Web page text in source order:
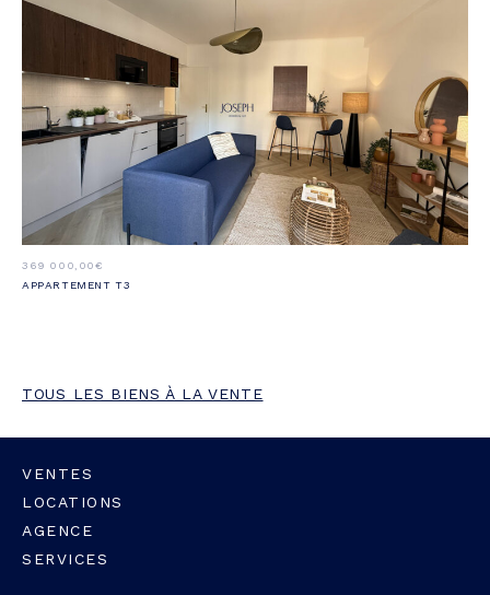
369 000,00€
APPARTEMENT T3
TOUS LES BIENS À LA VENTE
VENTES
LOCATIONS
AGENCE
SERVICES